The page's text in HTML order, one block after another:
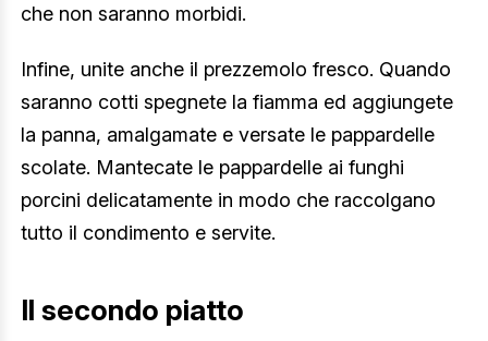
che non saranno morbidi.
Infine, unite anche il prezzemolo fresco. Quando
saranno cotti spegnete la fiamma ed aggiungete
la panna, amalgamate e versate le pappardelle
scolate. Mantecate le pappardelle ai funghi
porcini delicatamente in modo che raccolgano
tutto il condimento e servite.
Il secondo piatto